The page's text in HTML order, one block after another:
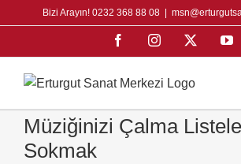
to
Bizi Arayın! 0232 368 88 08
FacebookInstagram
Müziğinizi Çalma
Sokmak